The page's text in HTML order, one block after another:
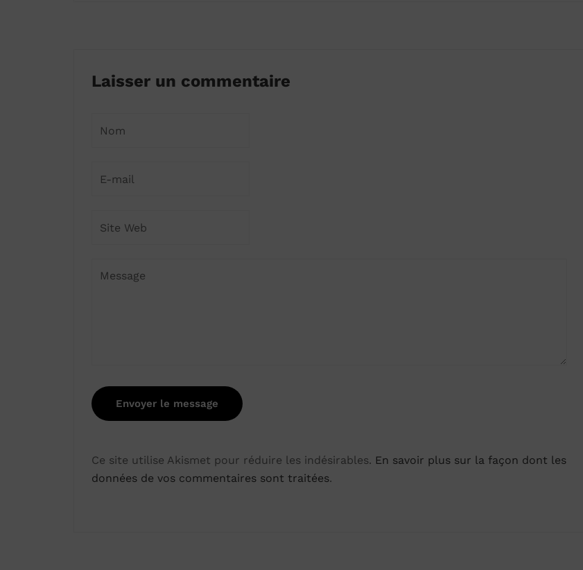
Laisser un commentaire
Ce site utilise Akismet pour réduire les indésirables. En savoir plus sur la façon dont les
données de vos commentaires sont traitées.